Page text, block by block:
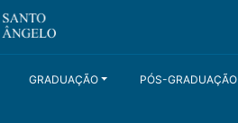
GRADUAÇÃO PÓS-GRADUAÇÃO